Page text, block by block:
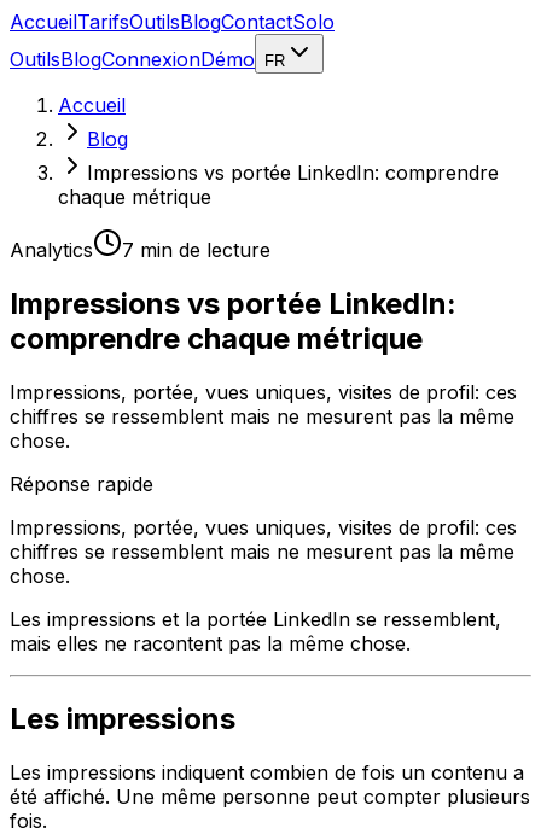
AccueilTarifsOutilsBlogContactSolo
OutilsBlogConnexionDémo FR
Accueil
Blog
Impressions vs portée LinkedIn: comprendre
chaque métrique
Analytics 7 min de lecture
Impressions vs portée LinkedIn:
comprendre chaque métrique
Impressions, portée, vues uniques, visites de profil: ces
chiffres se ressemblent mais ne mesurent pas la même
chose.
Réponse rapide
Impressions, portée, vues uniques, visites de profil: ces
chiffres se ressemblent mais ne mesurent pas la même
chose.
Les impressions et la portée LinkedIn se ressemblent,
mais elles ne racontent pas la même chose.
Les impressions
Les impressions indiquent combien de fois un contenu a
été affiché. Une même personne peut compter plusieurs
fois.